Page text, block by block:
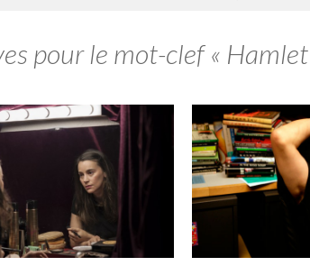
pour le mot-clef « Hamlet